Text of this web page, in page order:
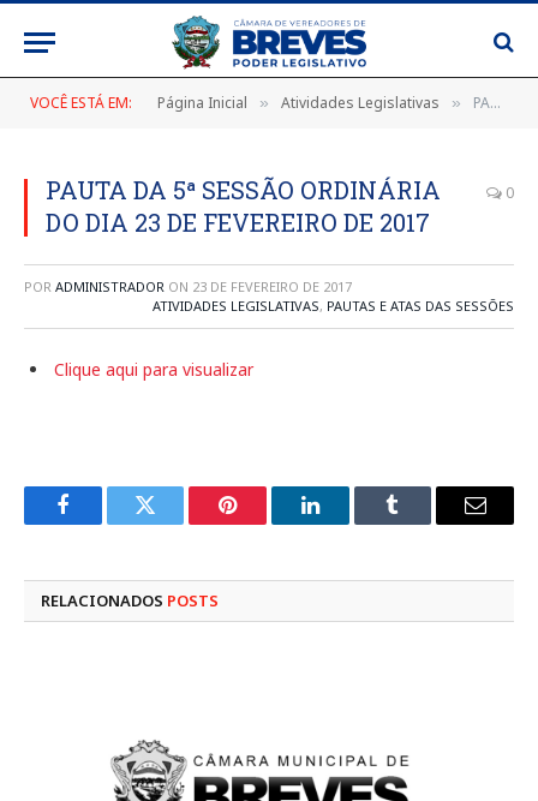
VOCÊ ESTÁ EM: Página Inicial » Atividades Legislativas » PAUTA DA 5ª SESSÃO ORDINÁRIA DO DIA 23 DE FEVEREIRO DE 2017
PAUTA DA 5ª SESSÃO ORDINÁRIA
DO DIA 23 DE FEVEREIRO DE 2017
0
POR ADMINISTRADOR ON 23 DE FEVEREIRO DE 2017
ATIVIDADES LEGISLATIVAS, PAUTAS E ATAS DAS SESSÕES
Clique aqui para visualizar
FacebookTwitter Pinterest LinkedInTumblr
E-
RELACIONADOS POSTS